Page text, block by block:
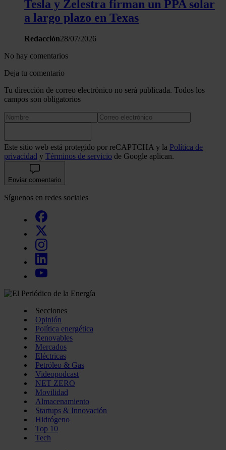
Tesla y Zelestra firman un PPA solar
a largo plazo en Texas
Redacción28/07/2026
No hay comentarios
Deja tu comentario
Tu dirección de correo electrónico no será publicada. Todos los
campos son obligatorios
Este sitio web está protegido por reCAPTCHA y la Política de
privacidad y Términos de servicio de Google aplican.
Enviar comentario
Síguenos en redes sociales
Secciones
Opinión
Política energética
Renovables
Mercados
Eléctricas
Petróleo & Gas
Videopodcast
NET ZERO
Movilidad
Almacenamiento
Startups & Innovación
Hidrógeno
Top 10
Tech